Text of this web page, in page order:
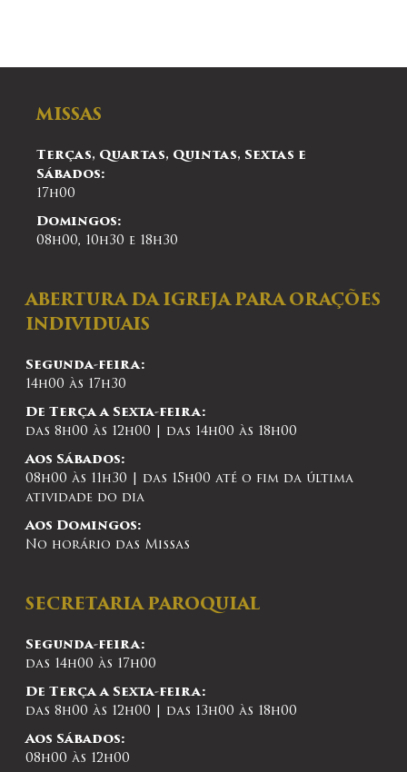
MISSAS
Terças, Quartas, Quintas, Sextas e
Sábados:
17h00
Domingos:
08h00, 10h30 e 18h30
ABERTURA DA IGREJA PARA ORAÇÕES
INDIVIDUAIS
Segunda-feira:
14h00 às 17h30
De Terça a Sexta-feira:
das 8h00 às 12h00 | das 14h00 às 18h00
Aos Sábados:
08h00 às 11h30 | das 15h00 até o fim da última
atividade do dia
Aos Domingos:
No horário das Missas
SECRETARIA PAROQUIAL
Segunda-feira:
das 14h00 às 17h00
De Terça a Sexta-feira:
das 8h00 às 12h00 | das 13h00 às 18h00
Aos Sábados:
08h00 às 12h00